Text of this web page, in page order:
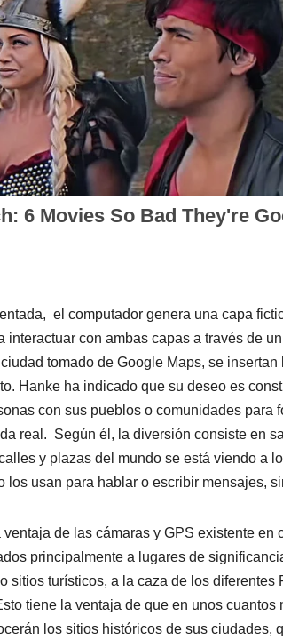
el computador genera una capa
interactuar con ambas capas a través de
tomado de Google Maps, se
Hanke ha indicado que su deseo es
con sus pueblos o comunidades para
real. Según él, la diversión consiste en
y plazas del mundo se está viendo a
los usan para hablar o escribir mensajes,
ventaja de las cámaras y GPS existente en
principalmente a lugares de
sitios turísticos, a la caza de los diferentes
tiene la ventaja de que en unos
los sitios históricos de sus ciudades,